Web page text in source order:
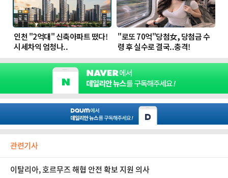
관련기사
이탈리아, 호르무즈 해협 안전 확보 지원 의사